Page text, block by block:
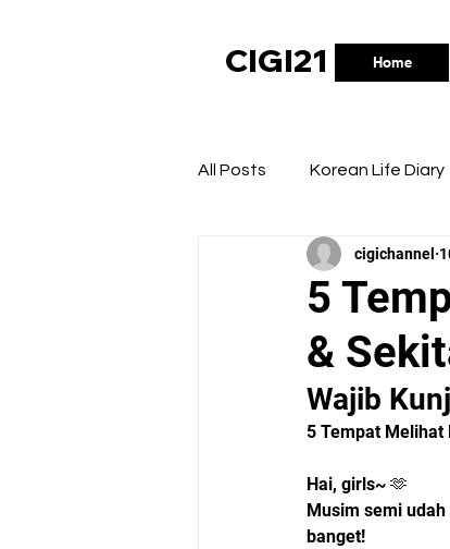
Home
CIGI21
All Posts Korean Life Diary
Rekomendasi Brand/
5
&
cigichannel
Wajib
5 Tempat Melihat
Hai, girls~ 🫶
Musim semi
banget!